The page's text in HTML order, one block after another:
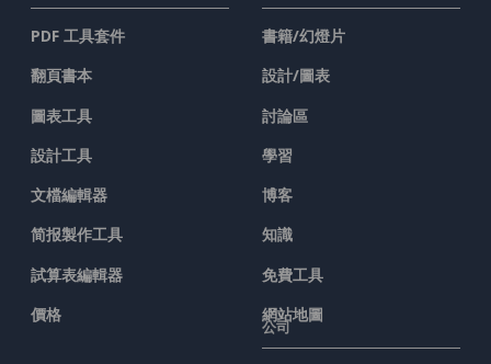
PDF 工具套件
翻頁書本
圖表工具
設計工具
文檔編輯器
简报製作工具
試算表編輯器
價格
書籍/幻燈片
設計/圖表
討論區
學習
博客
知識
免費工具
網站地圖
公司